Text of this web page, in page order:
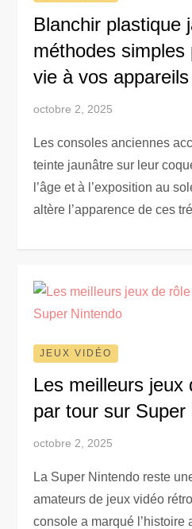
Blanchir plastique
méthodes simples
vie à vos
octobre 2, 2025
Les consoles anciennes
teinte jaunâtre sur leur
l’âge et à l’exposition au
altère l’apparence de ces
JEUX VIDÉO
Les meilleurs jeux
par tour sur Super
octobre 2, 2025
La Super Nintendo reste
amateurs de jeux vidéo
console a marqué l’histoire